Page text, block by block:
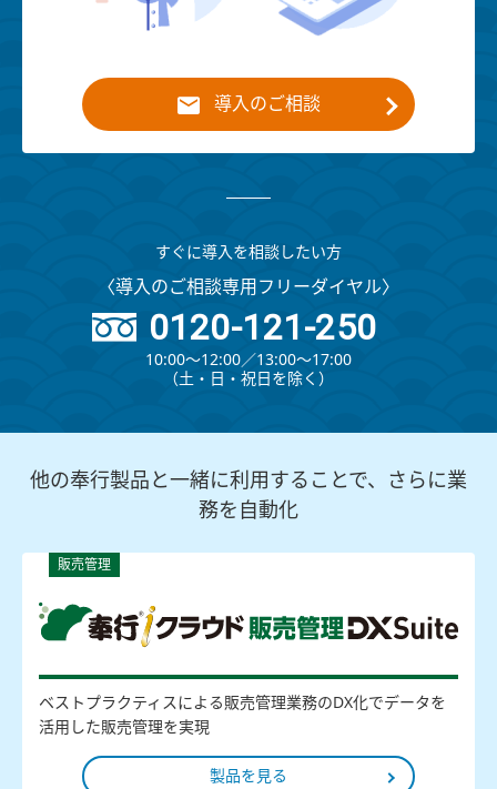
導入のご相談
すぐに導入を相談したい方
〈導入のご相談専用フリーダイヤル〉
0120-121-250
10:00～12:00∕13:00～17:00
（⼟・⽇・祝⽇を除く）
他の奉行製品と一緒に利用することで、さらに業
務を自動化
販売管理
ベストプラクティスによる販売管理業務のDX化でデータを
活用した販売管理を実現
製品を見る